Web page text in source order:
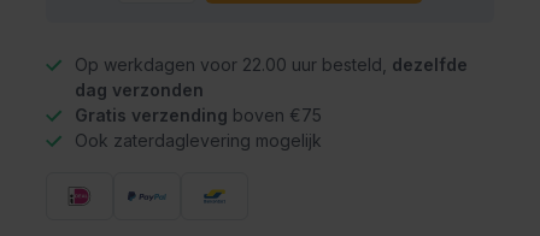
Op werkdagen voor 22.00 uur besteld, dezelfde
dag verzonden
Gratis verzending boven €75
Ook zaterdaglevering mogelijk